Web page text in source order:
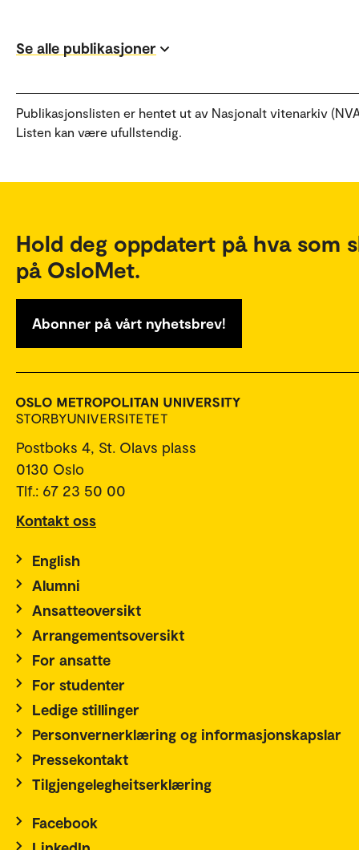
Se alle publikasjoner
Publikasjonslisten er hentet ut av Nasjonalt vitenarkiv
Listen kan være ufullstendig.
Hold deg oppdatert på hva som
på OsloMet.
Abonner på vårt nyhetsbrev!
Postboks 4, St. Olavs plass
0130 Oslo
Tlf.: 67 23 50 00
Kontakt oss
English
Alumni
Ansatteoversikt
Arrangementsoversikt
For ansatte
For studenter
Ledige stillinger
Personvernerklæring og informasjonskapslar
Pressekontakt
Tilgjengelegheitserklæring
Facebook